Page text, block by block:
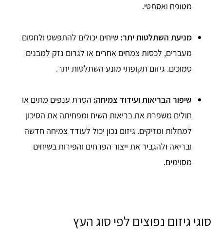
מטופח ואסתטי.
מניעת השתלטות יתר: שיחים יכולים להתפשט ולחסום
מעברים, לכסות צמחים אחרים או לגרום נזק למבנים
סמוכים. גיזום תקופתי מונע השתלטות יתר.
שיפור הבריאות ועידוד צמיחה: הסרת ענפים מתים או
חולים משפרת את בריאות השיח ומפחיתה את הסיכון
למחלות ומזיקים. גיזום נכון יכול לעודד צמיחה חדשה
ובריאה ולהגביר את ייצור הפרחים והפירות בשיחים
מסוימים.
סוגי גיזום נפוצים לפי סוג העץ